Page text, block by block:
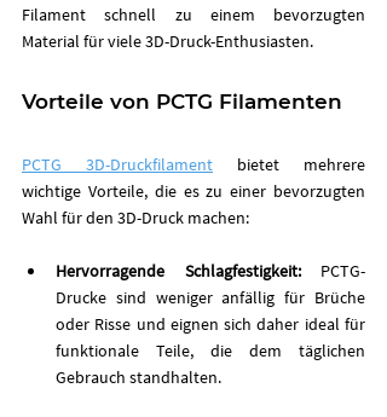
Filament schnell zu einem bevorzugten
Material für viele 3D-Druck-Enthusiasten.
Vorteile von PCTG Filamenten
PCTG 3D-Druckfilament bietet mehrere
wichtige Vorteile, die es zu einer bevorzugten
Wahl für den 3D-Druck machen:
Hervorragende Schlagfestigkeit: PCTG-
Drucke sind weniger anfällig für Brüche
oder Risse und eignen sich daher ideal für
funktionale Teile, die dem täglichen
Gebrauch standhalten.